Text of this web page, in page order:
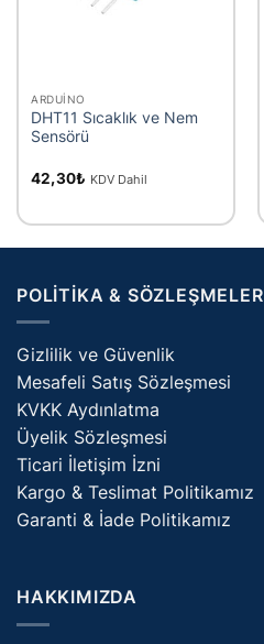
ARDUINO
DHT11 Sıcaklık ve Nem
Sensörü
42,30₺ KDV Dahil
POLITIKA & SÖZLEŞMELER
Gizlilik ve Güvenlik
Mesafeli Satış Sözleşmesi
KVKK Aydınlatma
Üyelik Sözleşmesi
Ticari İletişim İzni
Kargo & Teslimat Politikamız
Garanti & İade Politikamız
HAKKIMIZDA